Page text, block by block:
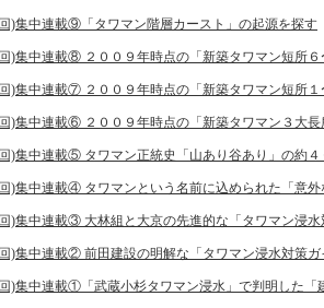
)集中連載⑨「タワマン階層カースト」の起源を探す
)集中連載⑧ ２００９年時点の「新築タワマン短所
)集中連載⑦ ２００９年時点の「新築タワマン短所
)集中連載⑥ ２００９年時点の「新築タワマン３大長
)集中連載⑤ タワマン正統史「山あり谷あり」の約４
)集中連載④ タワマンという名前に込められた「意外
)集中連載③ 大林組と大京の先進的な「タワマン浸
)集中連載② 前田建設の明解な「タワマン浸水対策
)集中連載①「武蔵小杉タワマン浸水」で判明した「